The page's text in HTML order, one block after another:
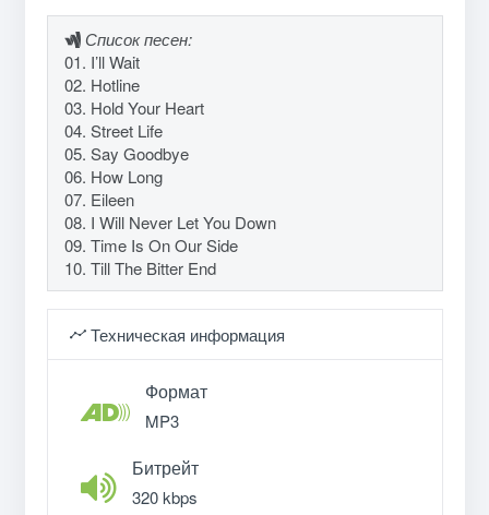
Список песен:
01. I’ll Wait
02. Hotline
03. Hold Your Heart
04. Street Life
05. Say Goodbye
06. How Long
07. Eileen
08. I Will Never Let You Down
09. Time Is On Our Side
10. Till The Bitter End
Техническая информация
Формат
MP3
Битрейт
320 kbps